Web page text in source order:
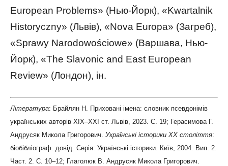
European Problems» (Нью-Йорк), «Kwartalnik
Historyczny» (Львів), «Nova Europa» (Загреб),
«Sprawy Narodowościowe» (Варшава, Нью-
Йорк), «The Slavonic and East European
Review» (Лондон), ін.
Література: Брайлян Н. Приховані імена: словник псевдонімів
українських авторів ХІХ–ХХІ ст. Львів, 2023. С. 19; Герасимова Г.
Андрусяк Микола Григорович. Українські історики ХХ століття:
біобібліограф. довід. Серія: Українські історики. Київ, 2004. Вип. 2.
Част. 2. С. 10–12; Глаголюк В. Андрусяк Микола Григорович.